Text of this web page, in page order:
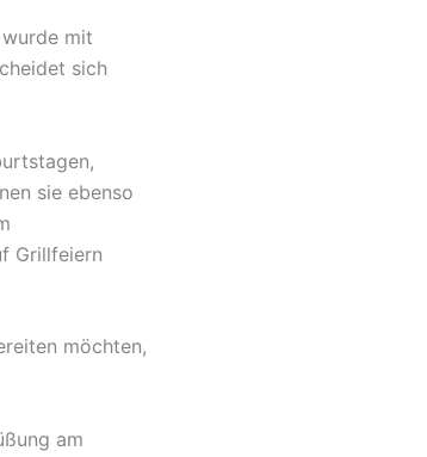
mit
sich
sie ebenso
Grillfeiern
möchten,
am